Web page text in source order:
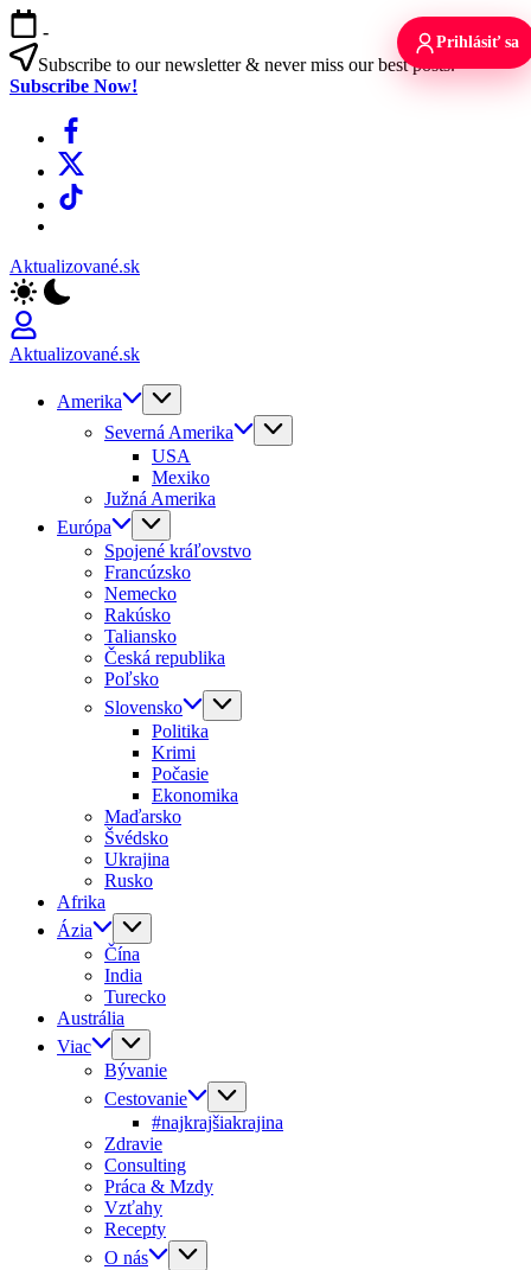
Skip
to
content
-
Subscribe to our newsletter & never miss our best posts.
Subscribe Now!
Facebook
X
TikTok
Aktualizované.sk
Aktualizované.sk
Amerika
Severná Amerika
USA
Mexiko
Južná Amerika
Európa
Spojené kráľovstvo
Francúzsko
Nemecko
Rakúsko
Taliansko
Česká republika
Poľsko
Slovensko
Politika
Krimi
Počasie
Ekonomika
Maďarsko
Švédsko
Ukrajina
Rusko
Afrika
Ázia
Čína
India
Turecko
Austrália
Viac
Bývanie
Cestovanie
#najkrajšiakrajina
Zdravie
Consulting
Práca & Mzdy
Vzťahy
Recepty
O nás
Prihlásiť sa